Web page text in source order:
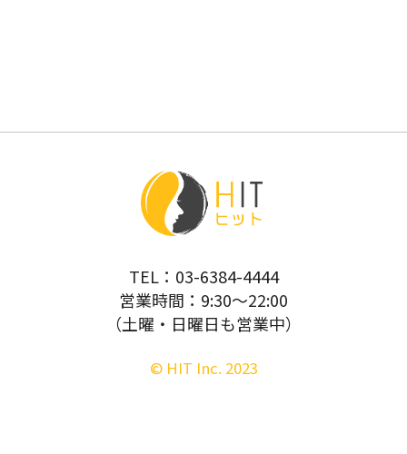
TEL： 03-6384-4444
営業時間：9:30～22:00
（土曜・日曜日も営業中）
©︎ HIT Inc. 2023